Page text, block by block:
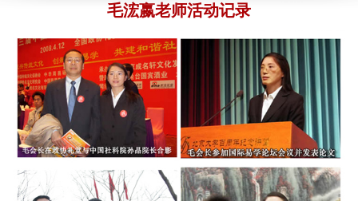
都非常的满意，名字也非常的吉祥好听，大气，还有详细的起名
字是要用一辈子的。真的很感谢毛老师。
订单号为：138****2237 的 何先生：
楼上的，我和你一样，刚开
始也很怀疑能否起得名字让我们满意，所以我开始选的是598
的，毛老师来起的，第一次感觉不是很满意，在和毛老师电话沟
通后，他帮我重新起了8个名字，还比较满意的。再次感谢毛老
师，和中华易名斋的团队。
8月5日
改名-898元汇款已经收到。8月4日
订单号为：136****5568的 陕西榆林石先生：你的公司
起名-998元汇款已经收到。8月3日
订单号为：136****2557的 辽宁大连徐先生：您的宝宝
起名结果已发出，请查收。
订单号为：180****6789的 广西南宁王先生：您的宝宝
起名结果已发出，请查收。8月3日
订单号为：189****5579的 浙江宁波吕先生：您的宝宝
毛浤嬴老师活动记录